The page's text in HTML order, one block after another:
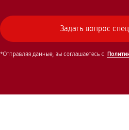
*Отправляя данные, вы соглашаетесь с